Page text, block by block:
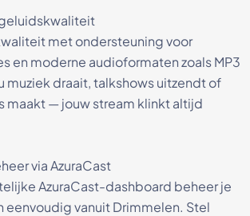
met ondersteuning voor
en moderne audioformaten zoals MP3
muziek draait, talkshows uitzendt of
maakt — jouw stream klinkt altijd
via AzuraCast
AzuraCast-dashboard beheer je
eenvoudig vanuit Drimmelen. Stel